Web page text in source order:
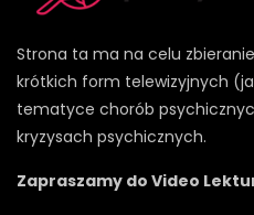
Strona ta ma na celu
krótkich form telewizyjnych
tematyce chorób
kryzysach psychicznych.
Zapraszamy do Video